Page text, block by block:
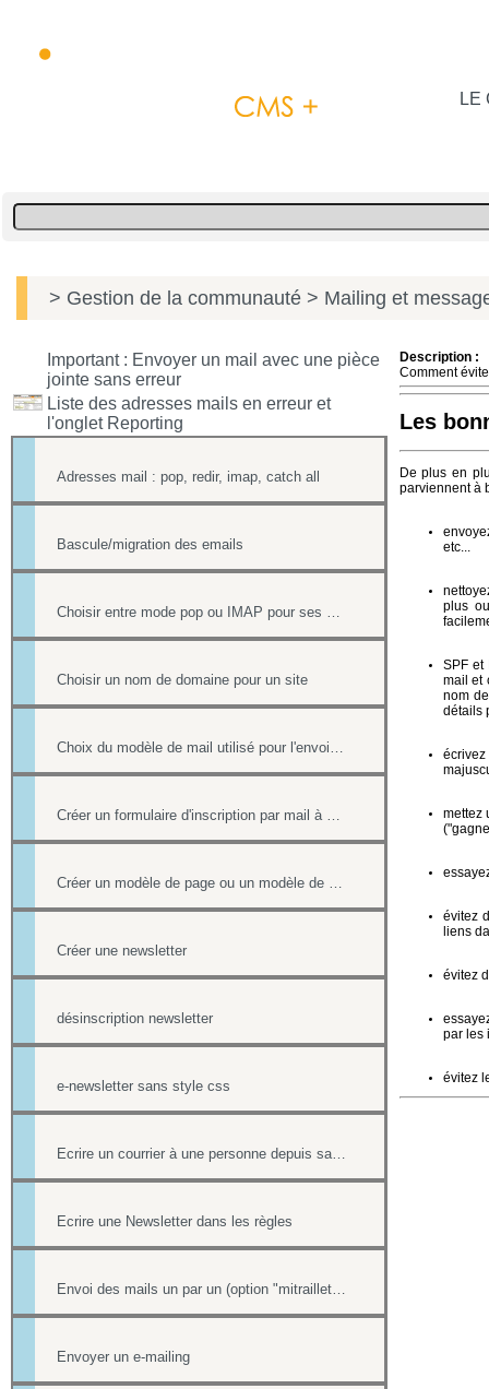
LE
> Gestion de la communauté > Mailing et
Important : Envoyer un mail avec une pièce
jointe sans erreur
Liste des adresses mails en erreur et
l'onglet Reporting
Adresses mail : pop, redir, imap, catch all
Bascule/migration des emails
Choisir entre mode pop ou IMAP pour ses mails
Choisir un nom de domaine pour un site
Choix du modèle de mail utilisé pour l'envoi des factures
Créer un formulaire d'inscription par mail à un événement
Créer un modèle de page ou un modèle de mailing
Créer une newsletter
désinscription newsletter
e-newsletter sans style css
Ecrire un courrier à une personne depuis sa fiche contact
Ecrire une Newsletter dans les règles
Envoi des mails un par un (option "mitraillette")
Envoyer un e-mailing
Description :
Comment
Les
De plus en
parviennent à
etc...
plus
SPF et
mail et
nom
détails
mettez
évitez
liens
évitez
par les
évitez